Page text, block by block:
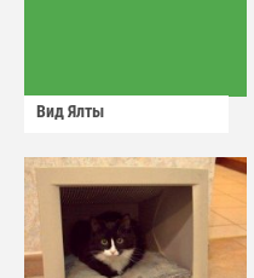
Вид Ялты